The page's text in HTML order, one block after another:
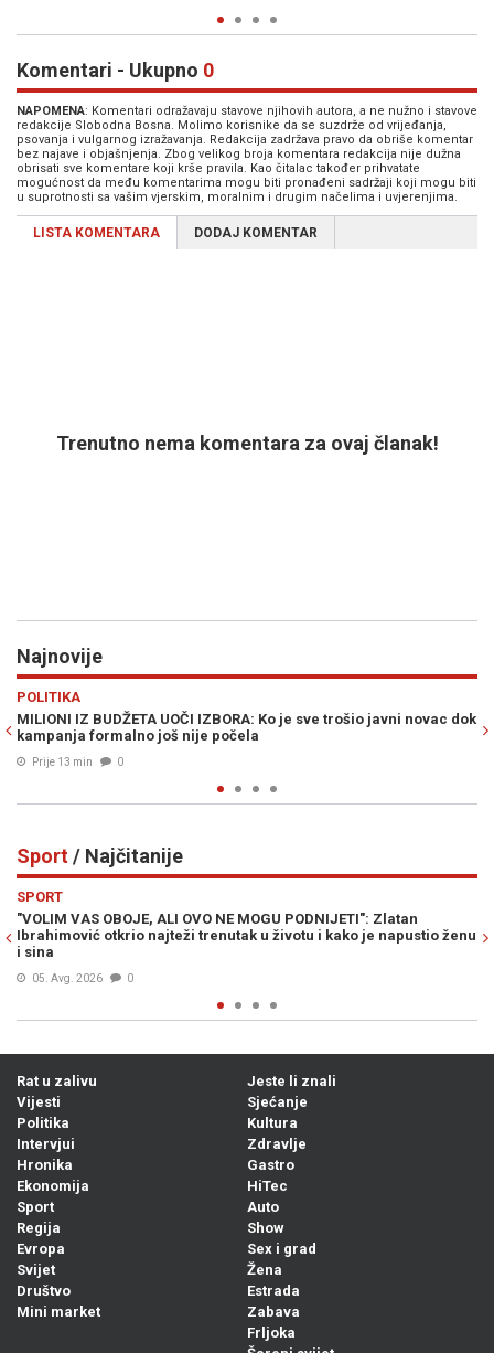
Komentari - Ukupno 0
NAPOMENA: Komentari odražavaju stavove njihovih autora, a ne nužno i stavove
redakcije Slobodna Bosna. Molimo korisnike da se suzdrže od vrijeđanja,
psovanja i vulgarnog izražavanja. Redakcija zadržava pravo da obriše komentar
bez najave i objašnjenja. Zbog velikog broja komentara redakcija nije dužna
obrisati sve komentare koji krše pravila. Kao čitalac također prihvatate
mogućnost da među komentarima mogu biti pronađeni sadržaji koji mogu biti
u suprotnosti sa vašim vjerskim, moralnim i drugim načelima i uvjerenjima.
LISTA KOMENTARA DODAJ KOMENTAR
Trenutno nema komentara za ovaj članak!
Najnovije
dok
REGIJA
NEKO JE U OLUJI UBIO DEVET INVALIDA U KOLICIMA: "Ništa
užasnije nisam vidio"
Prije 19 min
Sport/ Najčitanije
ženu
NA POMOLU JE SENZACIONALAN PREOKRET: Zlatko Dalić bi
mogao ostati bez unosnog posla, posao mu "kvari" drugi
04. Avg. 2026
Rat u zalivu
Vijesti
Politika
Intervjui
Hronika
Ekonomija
Sport
Regija
Evropa
Svijet
Društvo
Mini market
Jeste li znali
Sjećanje
Kultura
Zdravlje
Gastro
HiTec
Auto
Show
Sex i grad
Žena
Estrada
Zabava
Frljoka